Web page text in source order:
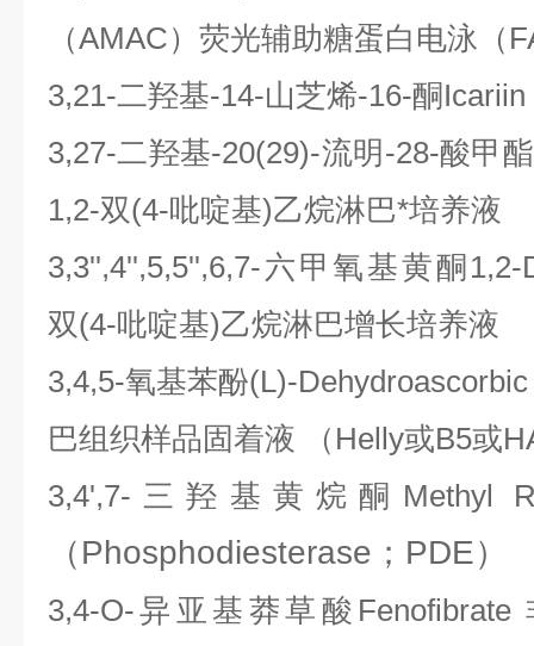
（AMAC）荧光辅助糖蛋白电泳（
3,21-二羟基-14-山芝烯-16-酮
3,27-二羟基-20(29)-流明-28-酸甲
1,2-双(4-吡啶基)乙烷淋巴*培养液
3,3'',4'',5,5'',6,7-六甲氧基黄酮1,2-
双(4-吡啶基)乙烷淋巴增长培养液
3,4,5-氧基苯酚(L)-
巴组织样品固着液 （Helly或B5或
3,4',7-三羟基黄烷酮Methyl
（Phosphodiesterase；PDE）
3,4-O-异亚基莽草酸